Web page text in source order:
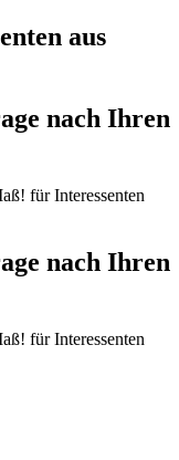
aus
nach Ihren
für Interessenten
nach Ihren
für Interessenten